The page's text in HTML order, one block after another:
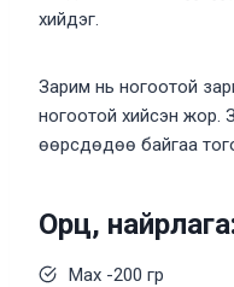
хийдэг.
Зарим нь ногоотой
ногоотой хийсэн жор.
өөрсдөдөө байгаа
Орц,
Мах -200 гр